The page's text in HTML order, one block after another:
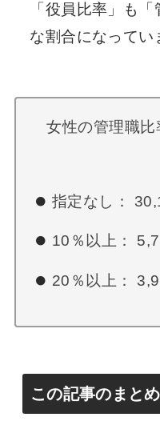
「役員比率」も
な割合になって
女性の管理職比
指定なし：
10％以上：
20％以上：
この記事のまとめ